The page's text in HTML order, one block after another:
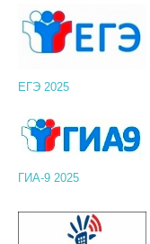
ЕГЭ 2025
ГИА-9 2025